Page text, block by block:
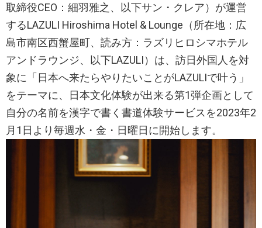
取締役CEO：細羽雅之、以下サン・クレア）が運営
するLAZULI Hiroshima Hotel & Lounge（所在地：広
島市南区西蟹屋町、読み方：ラズリヒロシマホテル
アンドラウンジ、以下LAZULI）は、訪日外国人を対
象に「日本へ来たらやりたいことがLAZULIで叶う」
をテーマに、日本文化体験が出来る第1弾企画として
自分の名前を漢字で書く書道体験サービスを2023年2
月1日より毎週水・金・日曜日に開始します。